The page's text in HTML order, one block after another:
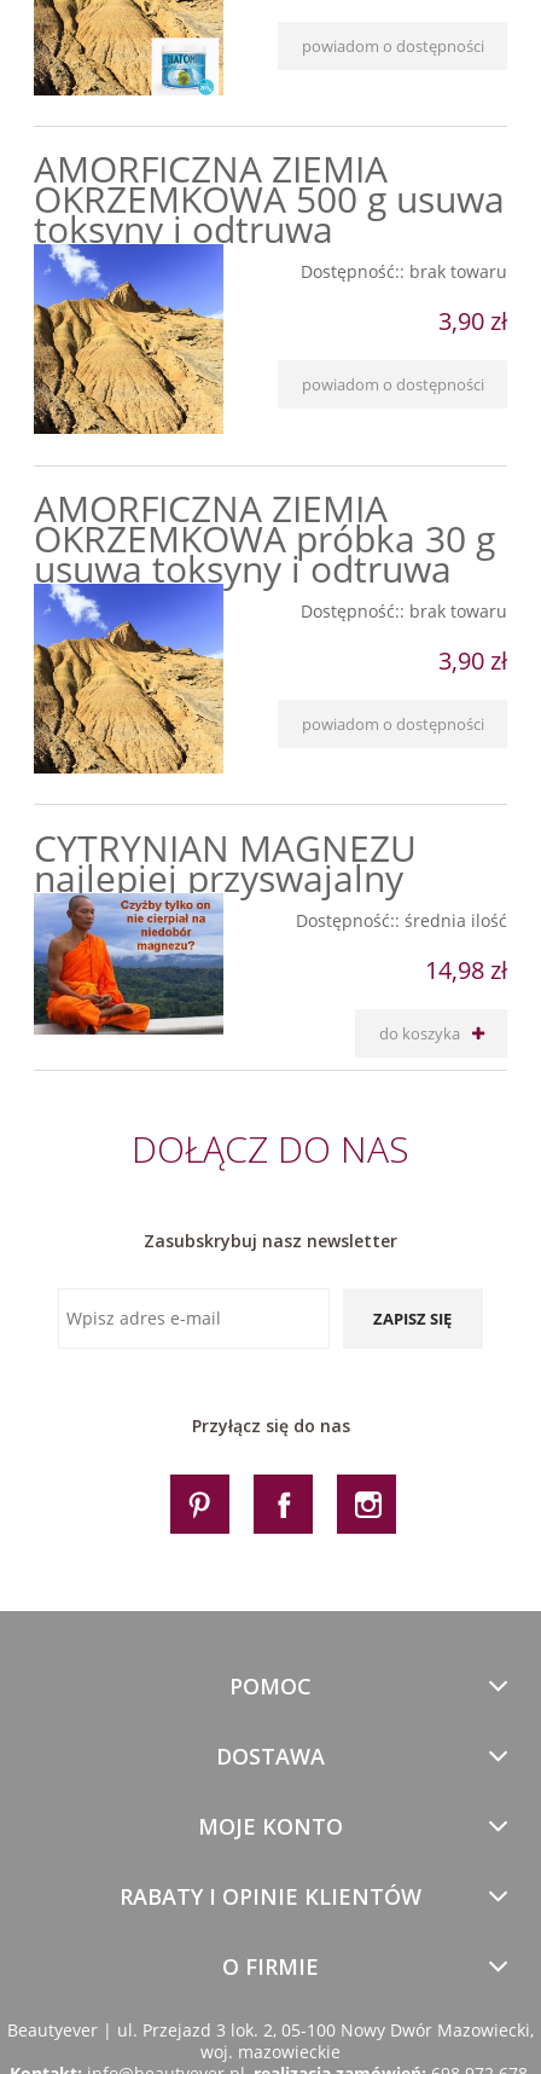
powiadom o dostępności
AMORFICZNA ZIEMIA
OKRZEMKOWA 500 g usuwa
toksyny i odtruwa
Dostępność:: brak towaru
3,90 zł
powiadom o dostępności
AMORFICZNA ZIEMIA
OKRZEMKOWA próbka 30 g
usuwa toksyny i odtruwa
Dostępność:: brak towaru
3,90 zł
powiadom o dostępności
CYTRYNIAN MAGNEZU
najlepiej przyswajalny
Dostępność:: średnia ilość
14,98 zł
do koszyka
DOŁĄCZ DO NAS
Zasubskrybuj nasz newsletter
ZAPISZ SIĘ
Przyłącz się do nas
POMOC
DOSTAWA
MOJE KONTO
RABATY I OPINIE KLIENTÓW
O FIRMIE
Beautyever | ul. Przejazd 3 lok. 2, 05-100 Nowy Dwór Mazowiecki,
woj. mazowieckie